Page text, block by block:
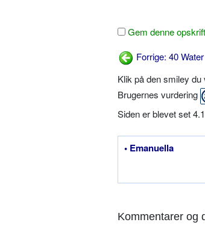
Gem denne
Forrige: 40 Water
Klik på den smiley
Brugernes vurdering
Siden er blevet set
• Emanuella
Kommentarer og